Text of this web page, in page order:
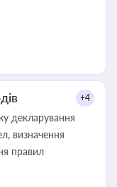
+4
декларування
визначення
правил